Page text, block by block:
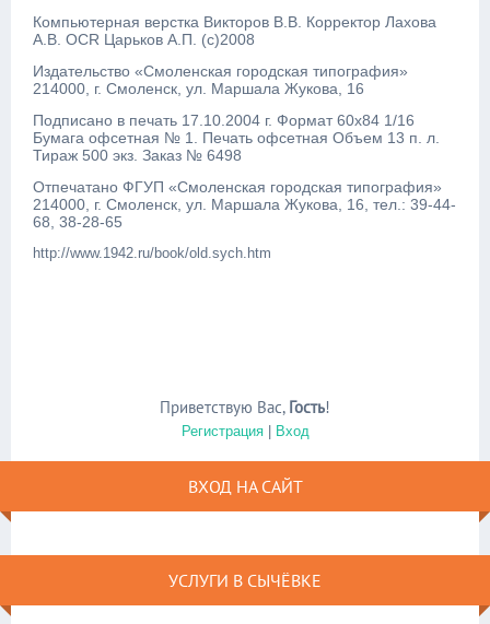
Компьютерная верстка Викторов В.В. Корректор Лахова
А.В. OCR Царьков А.П. (с)2008
Издательство «Смоленская городская типография»
214000, г. Смоленск, ул. Маршала Жукова, 16
Подписано в печать 17.10.2004 г. Формат 60x84 1/16
Бумага офсетная № 1. Печать офсетная Объем 13 п. л.
Тираж 500 экз. Заказ № 6498
Отпечатано ФГУП «Смоленская городская типография»
214000, г. Смоленск, ул. Маршала Жукова, 16, тел.: 39-44-
68, 38-28-65
http://www.1942.ru/book/old.sych.htm
Приветствую Вас, Гость!
Регистрация| Вход
ВХОД НА САЙТ
УСЛУГИ В СЫЧЁВКЕ